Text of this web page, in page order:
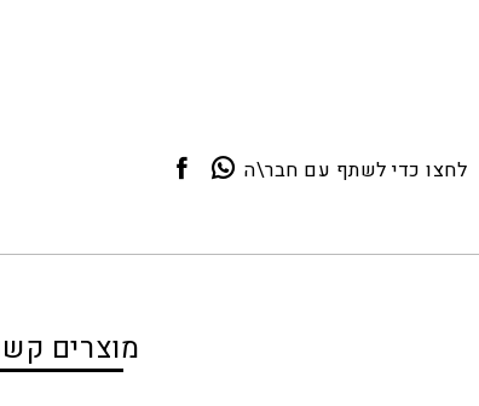
לחצו כדי לשתף עם חבר\ה
מוצרים